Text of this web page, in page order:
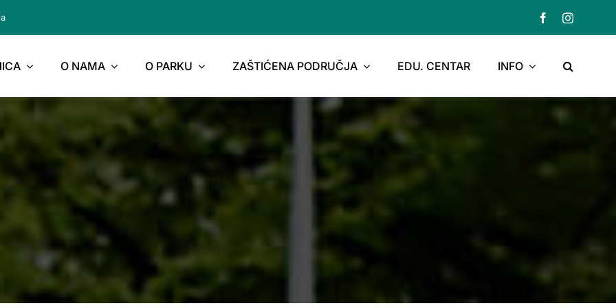
O NAMA O PARKU ZAŠTIĆENA PODRUČJA EDU. CENTAR INFO